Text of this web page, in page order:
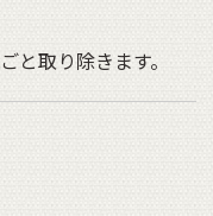
と取り除きます。